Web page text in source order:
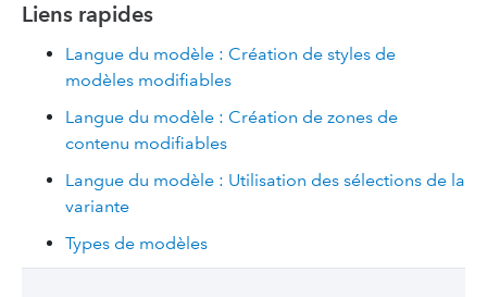
Liens rapides
Langue du modèle : Création de styles de
modèles modifiables
Langue du modèle : Création de zones de
contenu modifiables
Langue du modèle : Utilisation des sélections de la
variante
Types de modèles